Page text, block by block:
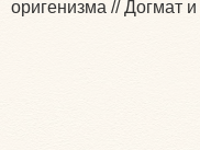
оригенизма // Догмат